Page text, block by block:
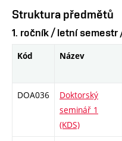
Struktura předmětů
1. ročník / letní
Kód Název
DOA036
Doktorský
seminář 1
(KDS)